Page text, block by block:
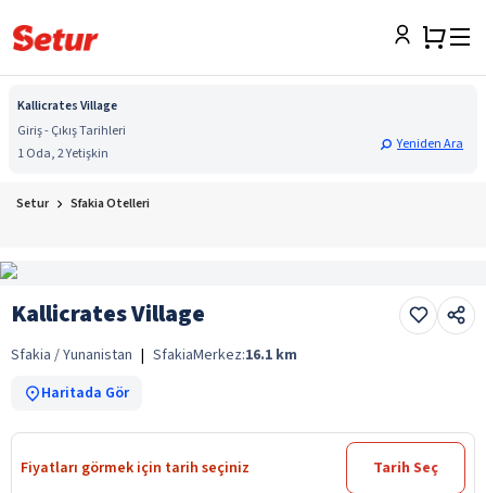
Kallicrates Village
Giriş - Çıkış Tarihleri
1 Oda, 2 Yetişkin
Yeniden Ara
Setur Sfakia Otelleri
Kallicrates Village
Sfakia / Yunanistan | SfakiaMerkez:16.1 km
Haritada Gör
Fiyatları görmek için tarih seçiniz Tarih Seç